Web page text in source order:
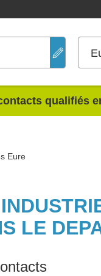
Eure
LE